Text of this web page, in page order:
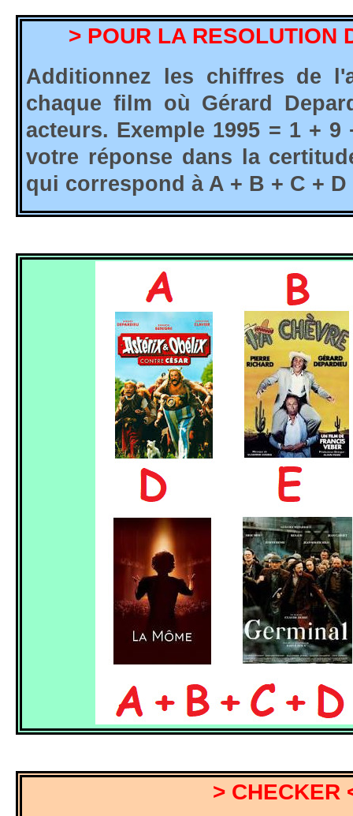
> POUR LA RESOLUTION
Additionnez les chiffres de
chaque film où Gérard
acteurs. Exemple 1995 = 1 + 9
votre réponse dans la
qui correspond à A + B + C + D
> CHECKER